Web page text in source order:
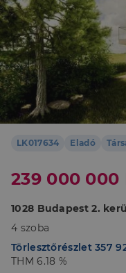
LK017634 Eladó
239 000 000
1028 Budapest 2.
4 szoba
Törlesztőrészlet 357
THM 6.18 %